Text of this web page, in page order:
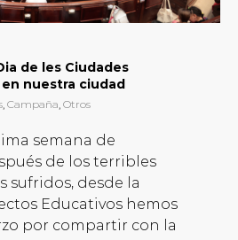
de les Ciudades
nuestra ciudad
, Campaña, Otros
semana de
de los terribles
sufridos, desde la
Educativos hemos
por compartir con la